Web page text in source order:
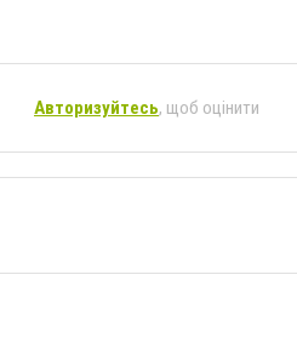
Авторизуйтесь, щоб оцінити